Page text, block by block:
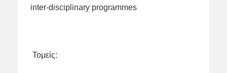
inter-disciplinary programmes
Τομείς: